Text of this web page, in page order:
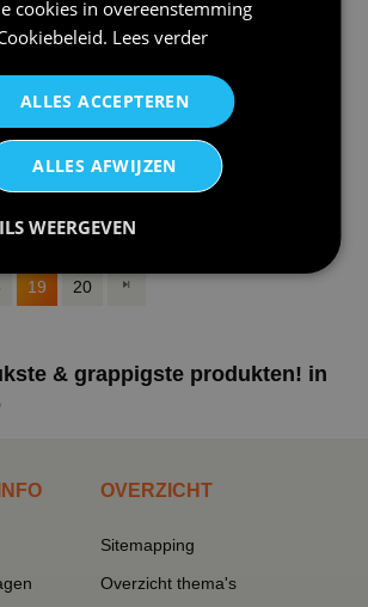
seventies vrede
op voorraad
19 20
& grappigste produkten! in
OVERZICHT
Sitemapping
Overzicht thema's
cookies in overeenstemming
. Lees verder
ALLES ACCEPTEREN
ALLES AFWIJZEN
WEERGEVEN